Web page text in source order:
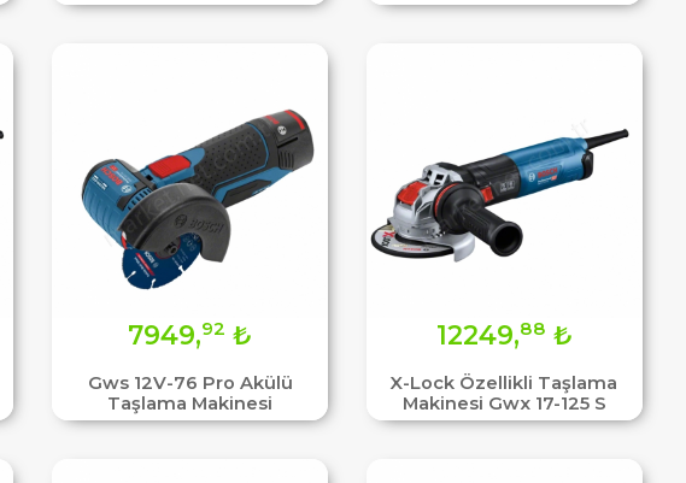
Gws 12V-76 Pro Akülü
Taşlama Makinesi
7949,92 ₺
X-Lock Özellikli Taşlama
Makinesi Gwx 17-125 S
12249,88 ₺